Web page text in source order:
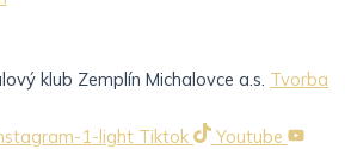
klub Zemplín Michalovce a.s. Tvorba
1-light Tiktok Youtube